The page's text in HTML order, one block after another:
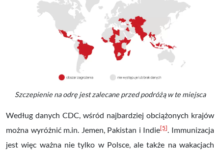
Szczepienie na odrę jest zalecane przed podróżą w te miejsca
Według danych CDC, wśród najbardziej obciążonych krajów
można wyróżnić m.in. Jemen, Pakistan i Indie[5]. Immunizacja
jest więc ważna nie tylko w Polsce, ale także na wakacjach